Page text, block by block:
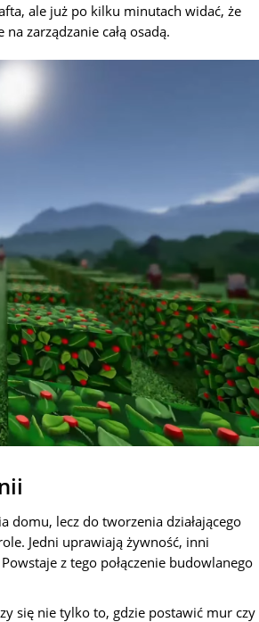
ale już po kilku minutach widać, że
zarządzanie całą osadą.
domu, lecz do tworzenia działającego
Jedni uprawiają żywność, inni
z tego połączenie budowlanego
się nie tylko to, gdzie postawić mur czy